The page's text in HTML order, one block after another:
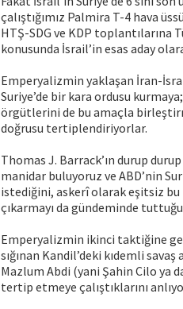
çalıştığımız Palmira T-4 hava
HTŞ-SDG ve KDP toplantılarına
konusunda İsrail’in esas aday
Emperyalizmin yaklaşan İran-
Suriye’de bir kara ordusu
örgütlerini de bu amaçla
doğrusu tertiplendiriyorlar.
Thomas J. Barrack’ın durup
manidar buluyoruz ve ABD’nin
istediğini, askerî olarak eşitsiz bu
çıkarmayı da gündeminde
Emperyalizmin ikinci taktiğine
sığınan Kandil’deki kıdemli
Mazlum Abdi (yani Şahin Cilo ya
tertip etmeye çalıştıklarını